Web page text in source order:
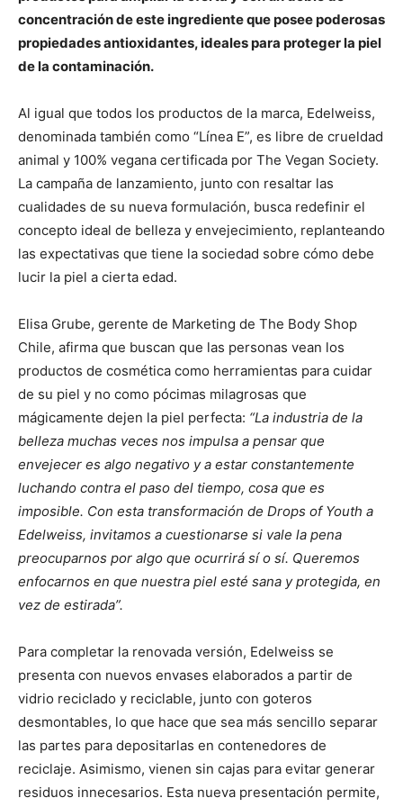
concentración de este ingrediente que posee poderosas
propiedades antioxidantes, ideales para proteger la piel
de la contaminación.
Al igual que todos los productos de la marca, Edelweiss,
denominada también como “Línea E”, es libre de crueldad
animal y 100% vegana certificada por The Vegan Society.
La campaña de lanzamiento, junto con resaltar las
cualidades de su nueva formulación, busca redefinir el
concepto ideal de belleza y envejecimiento, replanteando
las expectativas que tiene la sociedad sobre cómo debe
lucir la piel a cierta edad.
Elisa Grube, gerente de Marketing de The Body Shop
Chile, afirma que buscan que las personas vean los
productos de cosmética como herramientas para cuidar
de su piel y no como pócimas milagrosas que
mágicamente dejen la piel perfecta: “La industria de la
belleza muchas veces nos impulsa a pensar que
envejecer es algo negativo y a estar constantemente
luchando contra el paso del tiempo, cosa que es
imposible. Con esta transformación de Drops of Youth a
Edelweiss, invitamos a cuestionarse si vale la pena
preocuparnos por algo que ocurrirá sí o sí. Queremos
enfocarnos en que nuestra piel esté sana y protegida, en
vez de estirada”.
Para completar la renovada versión, Edelweiss se
presenta con nuevos envases elaborados a partir de
vidrio reciclado y reciclable, junto con goteros
desmontables, lo que hace que sea más sencillo separar
las partes para depositarlas en contenedores de
reciclaje. Asimismo, vienen sin cajas para evitar generar
residuos innecesarios. Esta nueva presentación permite,